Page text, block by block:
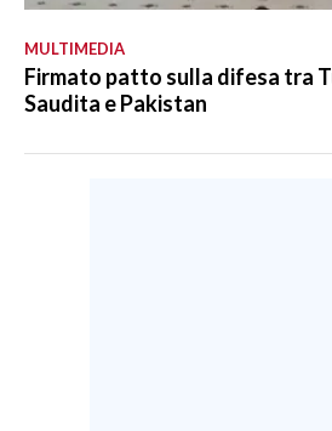
MULTIMEDIA
Firmato patto sulla difesa tra
Saudita e Pakistan